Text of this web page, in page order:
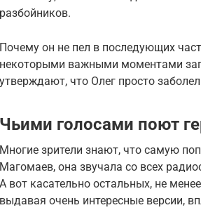
разбойников.
Почему он не пел в последующих
некоторыми важными моментами
утверждают, что Олег просто
Чьими голосами поют
Многие зрители знают, что самую
Магомаев, она звучала со всех
А вот касательно остальных, не
выдавая очень интересные версии,